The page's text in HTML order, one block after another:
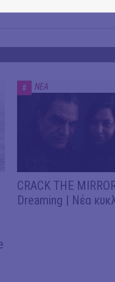
# ΝΕΑ
CRACK THE
Dreaming | Νέα